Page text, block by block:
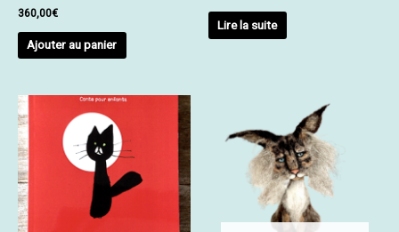
360,00€
Ajouter au panier
Lire la suite